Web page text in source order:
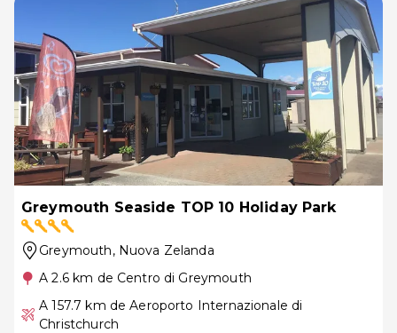
Greymouth Seaside TOP 10 Holiday Park
Greymouth, Nuova Zelanda
A 2.6 km de Centro di Greymouth
A 157.7 km de Aeroporto Internazionale di
Christchurch